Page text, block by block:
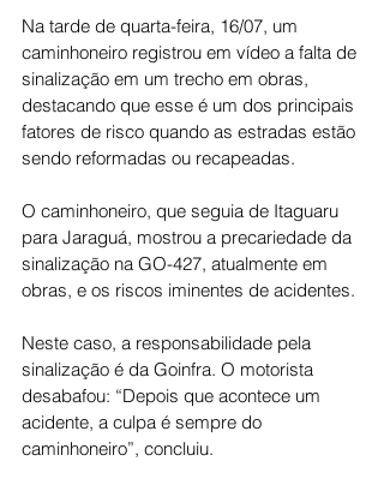
Na tarde de quarta-feira, 16/07, um
caminhoneiro registrou em vídeo a falta de
sinalização em um trecho em obras,
destacando que esse é um dos principais
fatores de risco quando as estradas estão
sendo reformadas ou recapeadas.
O caminhoneiro, que seguia de Itaguaru
para Jaraguá, mostrou a precariedade da
sinalização na GO-427, atualmente em
obras, e os riscos iminentes de acidentes.
Neste caso, a responsabilidade pela
sinalização é da Goinfra. O motorista
desabafou: “Depois que acontece um
acidente, a culpa é sempre do
caminhoneiro”, concluiu.